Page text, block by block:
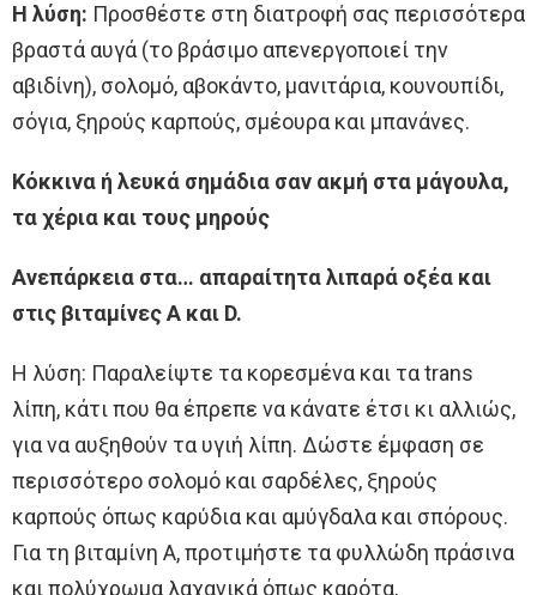
Η λύση: Προσθέστε στη διατροφή σας περισσότερα
βραστά αυγά (το βράσιμο απενεργοποιεί την
αβιδίνη), σολομό, αβοκάντο, μανιτάρια, κουνουπίδι,
σόγια, ξηρούς καρπούς, σμέουρα και μπανάνες.
Κόκκινα ή λευκά σημάδια σαν ακμή στα μάγουλα,
τα χέρια και τους μηρούς
Ανεπάρκεια στα… απαραίτητα λιπαρά οξέα και
στις βιταμίνες A και D.
Η λύση: Παραλείψτε τα κορεσμένα και τα trans
λίπη, κάτι που θα έπρεπε να κάνατε έτσι κι αλλιώς,
για να αυξηθούν τα υγιή λίπη. Δώστε έμφαση σε
περισσότερο σολομό και σαρδέλες, ξηρούς
καρπούς όπως καρύδια και αμύγδαλα και σπόρους.
Για τη βιταμίνη Α, προτιμήστε τα φυλλώδη πράσινα
και πολύχρωμα λαχανικά όπως καρότα,